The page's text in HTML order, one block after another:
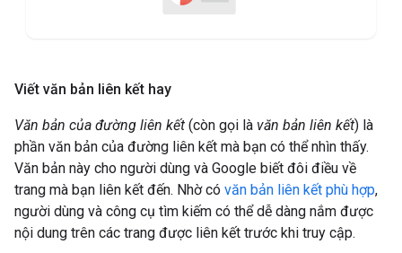
Viết văn bản liên kết hay
Văn bản của đường liên kết (còn gọi là văn bản liên kết) là
phần văn bản của đường liên kết mà bạn có thể nhìn thấy.
Văn bản này cho người dùng và Google biết đôi điều về
trang mà bạn liên kết đến. Nhờ có văn bản liên kết phù hợp,
người dùng và công cụ tìm kiếm có thể dễ dàng nắm được
nội dung trên các trang được liên kết trước khi truy cập.